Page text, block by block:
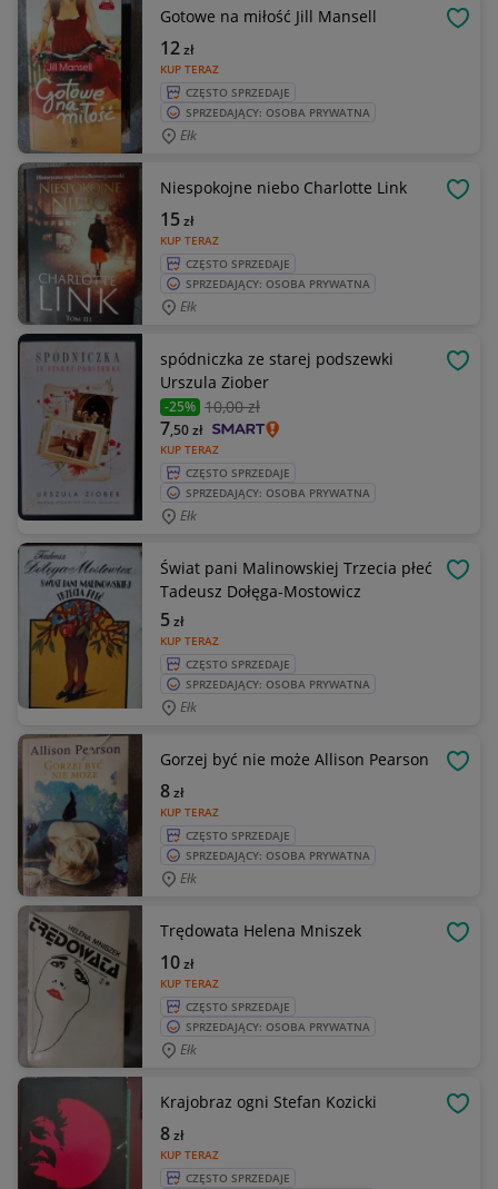
Gotowe na miłość Jill Mansell
KUP TERAZ
12zł
CZĘSTO SPRZEDAJE
SPRZEDAJĄCY: OSOBA PRYWATNA
Ełk
Niespokojne niebo Charlotte Link
KUP TERAZ
15zł
CZĘSTO SPRZEDAJE
SPRZEDAJĄCY: OSOBA PRYWATNA
Ełk
spódniczka ze starej podszewki
Urszula Ziober
-25% 10,00 zł
KUP TERAZ
7,50zł
CZĘSTO SPRZEDAJE
SPRZEDAJĄCY: OSOBA PRYWATNA
Ełk
Świat pani Malinowskiej Trzecia płeć
Tadeusz Dołęga-Mostowicz
KUP TERAZ
5zł
CZĘSTO SPRZEDAJE
SPRZEDAJĄCY: OSOBA PRYWATNA
Ełk
Gorzej być nie może Allison Pearson
KUP TERAZ
8zł
CZĘSTO SPRZEDAJE
SPRZEDAJĄCY: OSOBA PRYWATNA
Ełk
Trędowata Helena Mniszek
KUP TERAZ
10zł
CZĘSTO SPRZEDAJE
SPRZEDAJĄCY: OSOBA PRYWATNA
Ełk
Krajobraz ogni Stefan Kozicki
KUP TERAZ
8zł
CZĘSTO SPRZEDAJE